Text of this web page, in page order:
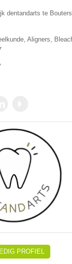
dentandarts te
Aligners,
PROFIEL